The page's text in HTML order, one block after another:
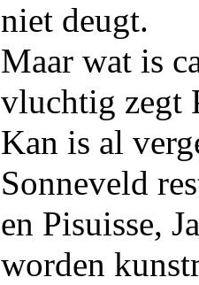
niet deugt.
Maar wat is
vluchtig zegt
Kan is al
Sonneveld
en Pisuisse,
worden